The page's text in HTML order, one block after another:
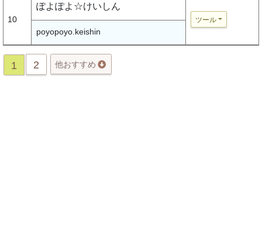
10
ぽよぽよ☆けいしん
ツール
poyopoyo.keishin
1 2 他おすすめ